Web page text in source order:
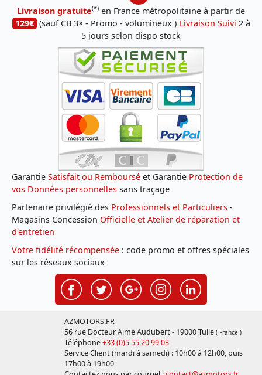
Livraison gratuite(*) en France métropolitaine à partir de
129€ (sauf CB 3× - Promo - volumineux ) Livraison Suivi 2 à
5 jours selon dispo stock
Garantie Satisfait ou Remboursé et Garantie Protection de
vos Données personnelles sans traçage
Partenaire privilégié des Professionnels et Particuliers -
Magasins Concession Officielle et Atelier de réparation et
d'entretien
Votre fidélité récompensée : code promo et offres spéciales
sur les réseaux sociaux
AZMOTORS.FR
56 rue Docteur Aimé Audubert - 19000 Tulle ( France )
Téléphone+33 (0)5 55 20 99 03
Service Client (mardi à samedi) : 10h00 à 12h00, puis
17h00 à 19h00